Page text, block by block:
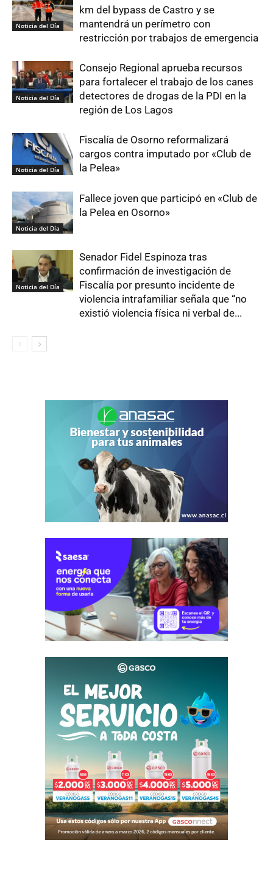
Noticia del Día
km del bypass de Castro y se
mantendrá un perímetro con
restricción por trabajos de emergencia
Noticia del Día
Consejo Regional aprueba recursos
para fortalecer el trabajo de los canes
detectores de drogas de la PDI en la
región de Los Lagos
Noticia del Día
Fiscalía de Osorno reformalizará
cargos contra imputado por «Club de
la Pelea»
Noticia del Día
Fallece joven que participó en «Club de
la Pelea en Osorno»
Noticia del Día
Senador Fidel Espinoza tras
confirmación de investigación de
Fiscalía por presunto incidente de
violencia intrafamiliar señala que “no
existió violencia física ni verbal de...